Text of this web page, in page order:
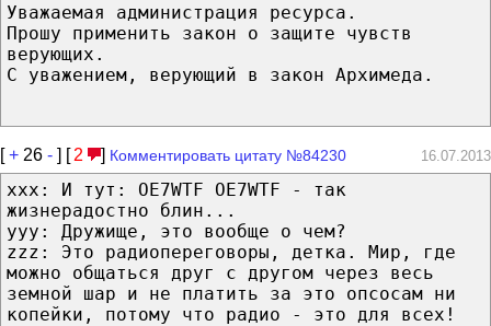
Уважаемая администрация ресурса.
Прошу применить закон о защите чувств
верующих.
С уважением, верующий в закон Архимеда.
[+ 26 - ] [ 2 ] Комментировать цитату №84230 16.07.2013
xxx: И тут: OE7WTF OE7WTF - так
жизнерадостно блин...
yyy: Дружище, это вообще о чем?
zzz: Это радиопереговоры, детка. Мир, где
можно общаться друг с другом через весь
земной шар и не платить за это опсосам ни
копейки, потому что радио - это для всех!